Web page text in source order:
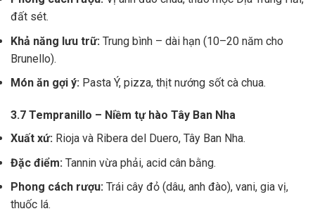
đất sét.
Khả năng lưu trữ: Trung bình – dài hạn (10–20 năm cho
Brunello).
Món ăn gợi ý: Pasta Ý, pizza, thịt nướng sốt cà chua.
3.7 Tempranillo – Niềm tự hào Tây Ban Nha
Xuất xứ: Rioja và Ribera del Duero, Tây Ban Nha.
Đặc điểm: Tannin vừa phải, acid cân bằng.
Phong cách rượu: Trái cây đỏ (dâu, anh đào), vani, gia vị,
thuốc lá.